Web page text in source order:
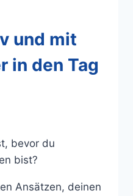
und mit
in den Tag
bevor du
bist?
Ansätzen, deinen